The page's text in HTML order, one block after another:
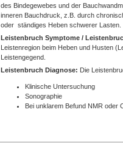
des Bindegewebes und der
inneren Bauchdruck, z.B. durch
oder ständiges Heben schwerer Lasten.
Leistenbruch Symptome /
Leistenregion beim Heben und Husten
Leistengegend.
Leistenbruch Diagnose: Die
Klinische Untersuchung
Sonographie
Bei unklarem Befund NMR oder